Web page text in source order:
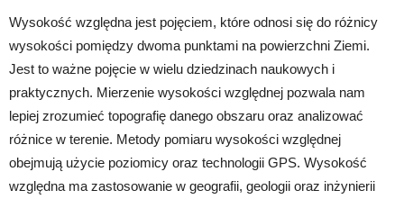
Wysokość względna jest pojęciem, które odnosi się do różnicy
wysokości pomiędzy dwoma punktami na powierzchni Ziemi.
Jest to ważne pojęcie w wielu dziedzinach naukowych i
praktycznych. Mierzenie wysokości względnej pozwala nam
lepiej zrozumieć topografię danego obszaru oraz analizować
różnice w terenie. Metody pomiaru wysokości względnej
obejmują użycie poziomicy oraz technologii GPS. Wysokość
względna ma zastosowanie w geografii, geologii oraz inżynierii